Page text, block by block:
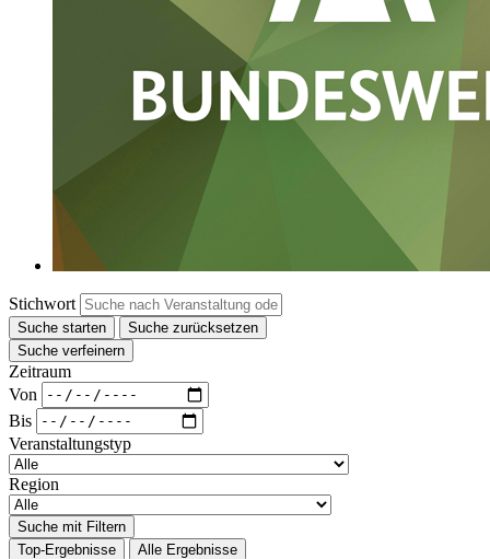
Stichwort
Suche starten
Suche zurücksetzen
Suche verfeinern
Zeitraum
Von
Bis
Veranstaltungstyp
Region
Suche mit Filtern
Top-Ergebnisse
Alle Ergebnisse